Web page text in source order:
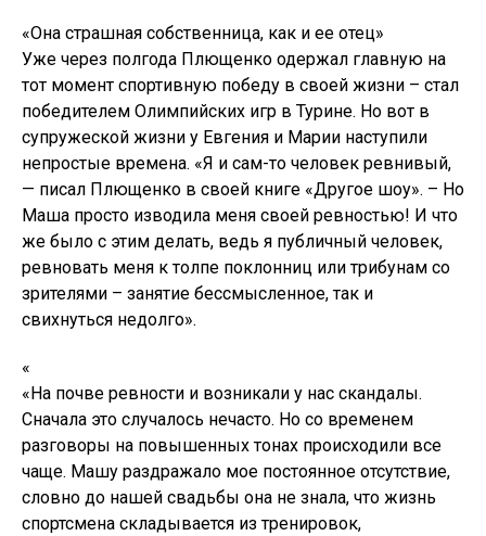
«Она страшная собственница, как и ее отец»
Уже через полгода Плющенко одержал главную на
тот момент спортивную победу в своей жизни – стал
победителем Олимпийских игр в Турине. Но вот в
супружеской жизни у Евгения и Марии наступили
непростые времена. «Я и сам-то человек ревнивый,
— писал Плющенко в своей книге «Другое шоу». – Но
Маша просто изводила меня своей ревностью! И что
же было с этим делать, ведь я публичный человек,
ревновать меня к толпе поклонниц или трибунам со
зрителями – занятие бессмысленное, так и
свихнуться недолго».
«
«На почве ревности и возникали у нас скандалы.
Сначала это случалось нечасто. Но со временем
разговоры на повышенных тонах происходили все
чаще. Машу раздражало мое постоянное отсутствие,
словно до нашей свадьбы она не знала, что жизнь
спортсмена складывается из тренировок,